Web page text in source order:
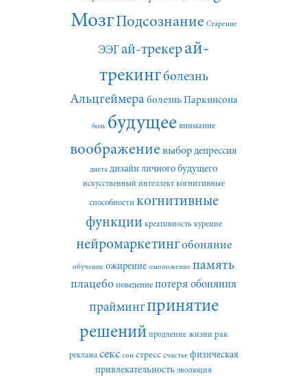
МозгПодсознание Старение
ЭЭГай-трекерай-
трекингболезнь
Альцгеймера болезнь Паркинсона
боль будущее внимание
воображение выбор депрессия
диета дизайн личного будущего
искусственный интеллект когнитивные
способности когнитивные
функции креативность курение
нейромаркетингобоняние
обучение ожирение омоложение память
плацебо поведение потеря обоняния
праймингпринятие
решений продление жизни рак
реклама секс сон стресс счастье физическая
привлекательность эволюция